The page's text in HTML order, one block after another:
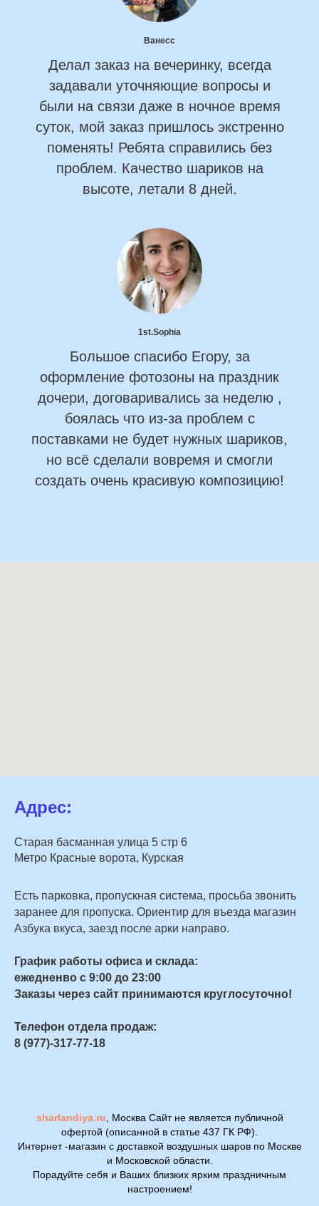
Ванесс
Делал заказ на вечеринку, всегда
задавали уточняющие вопросы и
были на связи даже в ночное время
суток, мой заказ пришлось экстренно
поменять! Ребята справились без
проблем. Качество шариков на
высоте, летали 8 дней.
1st.Sophia
Большое спасибо Егору, за
оформление фотозоны на праздник
дочери, договаривались за неделю ,
боялась что из-за проблем с
поставками не будет нужных шариков,
но всё сделали вовремя и смогли
создать очень красивую композицию!
Адрес:
Старая басманная улица 5 стр 6
Метро Красные ворота, Курская
Есть парковка, пропускная система, просьба звонить
заранее для пропуска. Ориентир для въезда магазин
Азбука вкуса, заезд после арки направо.
График работы офиса и склада:
ежедненво с 9:00 до 23:00
Заказы через сайт принимаются круглосуточно!
Телефон отдела продаж:
8 (977)-317-77-18
sharlandiya.ru , Москва Сайт не является публичной
офертой (описанной в статье 437 ГК РФ).
Интернет -магазин с доставкой воздушных шаров по Москве
и Московской области.
Порадуйте себя и Ваших близких ярким праздничным
настроением!